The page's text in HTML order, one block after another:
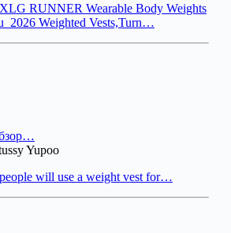
RUNNER Wearable Body Weights
Weighted Vests,Turn…
Yupoo
will use a weight vest for…